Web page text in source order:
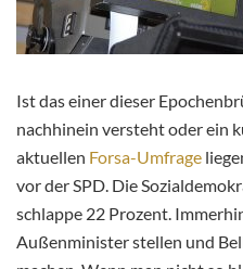
Ist das einer dieser
nachhinein versteht oder ein
aktuellen Forsa-Umfrage
vor der SPD. Die
schlappe 22 Prozent.
Außenminister stellen und